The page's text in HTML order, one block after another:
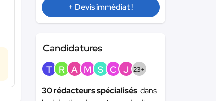
+ Devis immédiat !
Candidatures
T R A M S C J 23+
30 rédacteurs spécialisés dans